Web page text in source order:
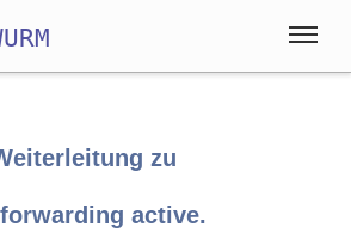
Deutsch
zu
active.